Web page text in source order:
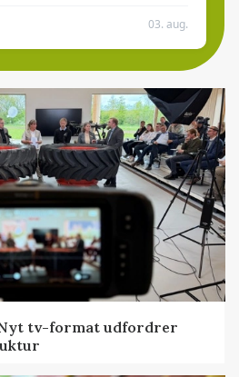
03. aug.
tv-format udfordrer